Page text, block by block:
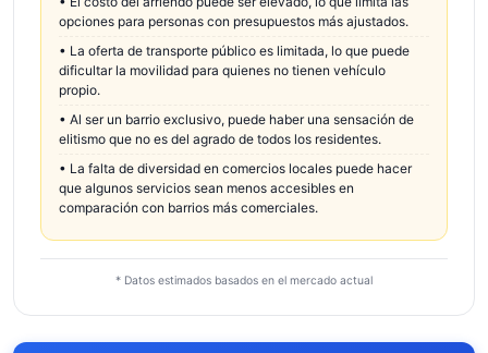
opciones para personas con presupuestos más ajustados.
• La oferta de transporte público es limitada, lo que puede
dificultar la movilidad para quienes no tienen vehículo
propio.
• Al ser un barrio exclusivo, puede haber una sensación de
elitismo que no es del agrado de todos los residentes.
• La falta de diversidad en comercios locales puede hacer
que algunos servicios sean menos accesibles en
comparación con barrios más comerciales.
* Datos estimados basados en el mercado actual